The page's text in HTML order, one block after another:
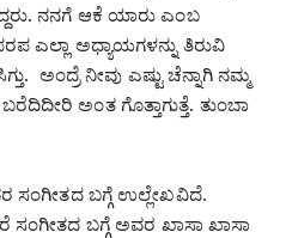
ನನಗೆ ಆಕೆ ಯಾರು ಎಂಬ
ಎಲ್ಲಾ ಅಧ್ಯಾಯಗಳನ್ನು ತಿರುವಿ
ಅಂದ್ರೆ ನೀವು ಎಷ್ಟು ಚೆನ್ನಾಗಿ ನಮ್ಮ
ಅಂತ ಗೊತ್ತಾಗುತ್ತೆ. ತುಂಬಾ
ಸಂಗೀತದ ಬಗ್ಗೆ ಉಲ್ಲೇಖವಿದೆ.
ಬಗ್ಗೆ ಅವರ ಖಾಸಾ ಖಾಸಾ